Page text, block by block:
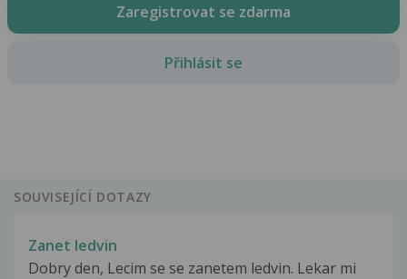
Zaregistrovat se zdarma
Přihlásit se
SOUVISEJÍCÍ DOTAZY
Zanet ledvin
Dobry den, Lecim se se zanetem ledvin. Lekar mi